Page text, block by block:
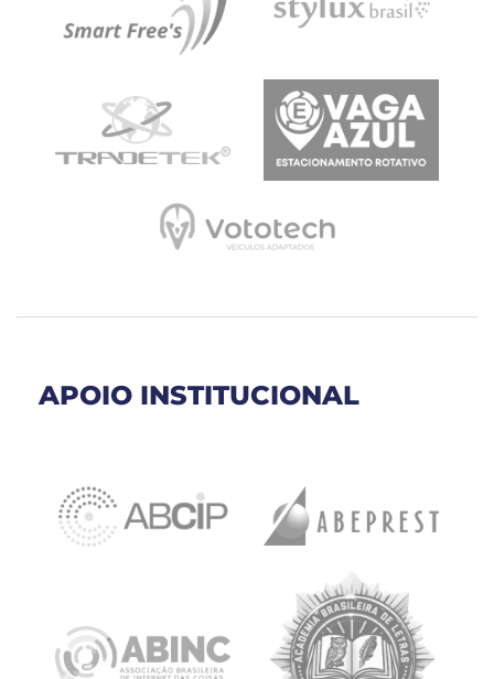
APOIO INSTITUCIONAL